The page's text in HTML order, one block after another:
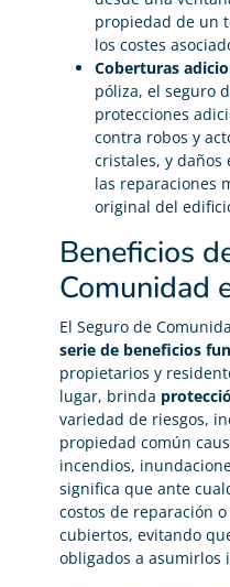
propiedad de un
los costes
Coberturas
póliza, el seguro
protecciones
contra robos y
cristales, y daños
las reparaciones
original del
Beneficios
Comunidad
El Seguro de
serie de beneficios
propietarios y
lugar, brinda
variedad de riesgos,
propiedad común
incendios,
significa que ante
costos de reparación
cubiertos, evitando
obligados a asumirlos